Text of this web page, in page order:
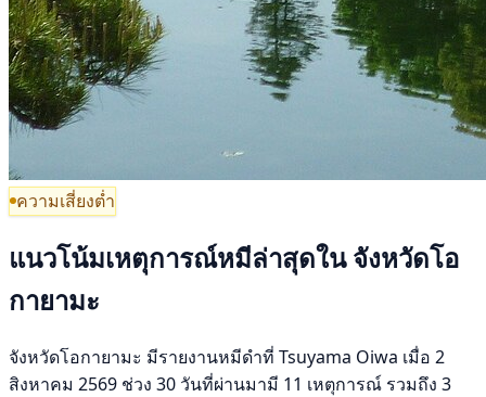
ความเสี่ยงต่ำ
แนวโน้มเหตุการณ์หมีล่าสุดใน จังหวัดโอ
กายามะ
จังหวัดโอกายามะ มีรายงานหมีดำที่ Tsuyama Oiwa เมื่อ 2
สิงหาคม 2569 ช่วง 30 วันที่ผ่านมามี 11 เหตุการณ์ รวมถึง 3